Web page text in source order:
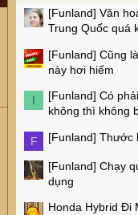
[Funland] Văn
Trung Quốc quá
[Funland] Cũng
này hơi hiếm
I [Funland] Có
không thì không
F
[Funland] Thước
[Funland] Chạy
dụng
Honda Hybrid Đi